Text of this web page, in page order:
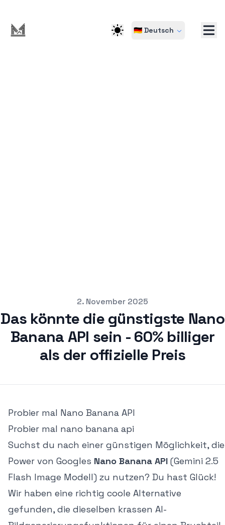
🇩🇪 Deutsch
2. November 2025
Das könnte die günstigste Nano
Banana API sein - 60% billiger
als der offizielle Preis
Probier mal Nano Banana API
Probier mal nano banana api
Suchst du nach einer günstigen Möglichkeit, die
Power von Googles Nano Banana API (Gemini 2.5
Flash Image Modell) zu nutzen? Du hast Glück!
Wir haben eine richtig coole Alternative
gefunden, die dieselben krassen AI-